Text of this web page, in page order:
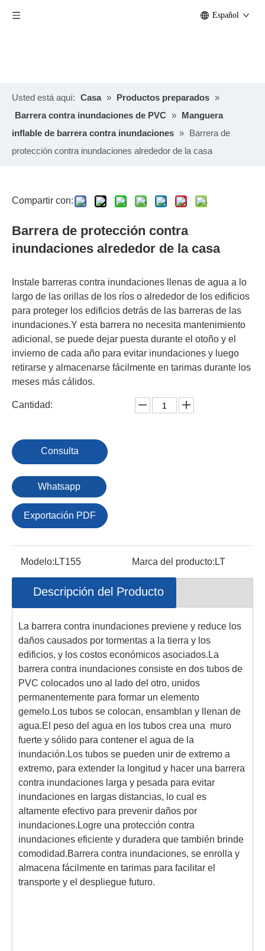
Español
Usted está aquí: Casa » Productos preparados »
Barrera contra inundaciones de PVC » Manguera
inflable de barrera contra inundaciones » Barrera de
protección contra inundaciones alrededor de la casa
Compartir con:
Barrera de protección contra
inundaciones alrededor de la casa
Instale barreras contra inundaciones llenas de agua a lo
largo de las orillas de los ríos o alrededor de los edificios
para proteger los edificios detrás de las barreras de las
inundaciones.Y esta barrera no necesita mantenimiento
adicional, se puede dejar puesta durante el otoño y el
invierno de cada año para evitar inundaciones y luego
retirarse y almacenarse fácilmente en tarimas durante los
meses más cálidos.
Cantidad:
Consulta
Whatsapp
Exportación PDF
Modelo: LT155 Marca del producto: LT
Descripción del Producto
La barrera contra inundaciones previene y reduce los
daños causados ​​por tormentas a la tierra y los
edificios, y los costos económicos asociados.La
barrera contra inundaciones consiste en dos tubos de
PVC colocados uno al lado del otro, unidos
permanentemente para formar un elemento
gemelo.Los tubos se colocan, ensamblan y llenan de
agua.El peso del agua en los tubos crea una muro
fuerte y sólido para contener el agua de la
inundación.Los tubos se pueden unir de extremo a
extremo, para extender la longitud y hacer una barrera
contra inundaciones larga y pesada para evitar
inundaciones en largas distancias, lo cual es
altamente efectivo para prevenir daños por
inundaciones.Logre una protección contra
inundaciones eficiente y duradera que también brinde
comodidad.Barrera contra inundaciones, se enrolla y
almacena fácilmente en tarimas para facilitar el
transporte y el despliegue futuro.